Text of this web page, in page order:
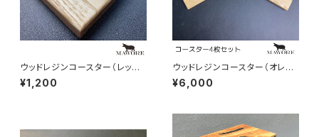
ウッドレジンコースター（レッド：
栗の木）mawore-c1001
¥1,200
ウッドレジンコースター（オレン
ジ：栗の木）mawore-c0026
¥6,000